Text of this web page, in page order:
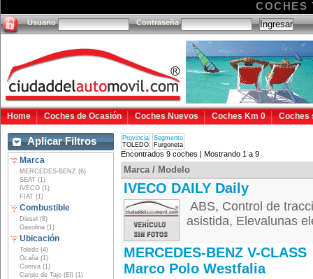
COCHES
Usuario Contraseña
Home Coches de Ocasión Coches Nuevos Coches Km 0 Coches
Aplicar Filtros
Marca
MERCEDES-BENZ (6)
SEAT (1)
IVECO (1)
FIAT (1)
Combustible
Diesel (8)
Gasolina (1)
Ubicación
Toledo (4)
Ocaña (1)
Cuerva (1)
Carpio de Tajo (El) (1)
Provincia
TOLEDO
Segmento
Furgoneta
Encontrados 9 coches | Mostrando 1 a 9
Marca / Modelo
IVECO DAILY Daily
ABS, Control de
asistida, Elevalunas
MERCEDES-BENZ V-CLASS
Marco Polo Westfalia